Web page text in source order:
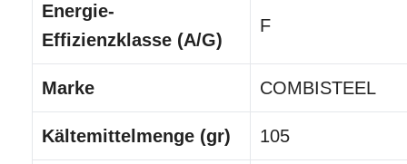
Energie-
Effizienzklasse (A/G)
F
Marke COMBISTEEL
Kältemittelmenge (gr) 105